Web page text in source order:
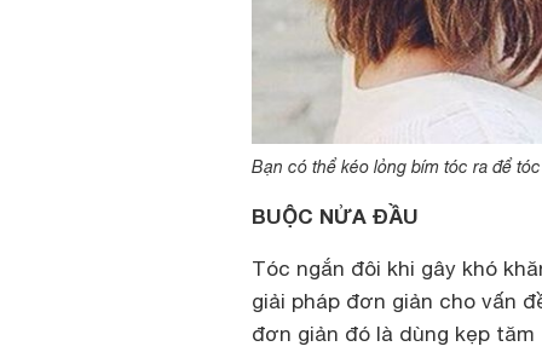
Bạn có thể kéo lỏng bím tóc ra để
BUỘC NỬA ĐẦU
Tóc ngắn đôi khi gây khó
giải pháp đơn giản cho vấn
đơn giản đó là dùng kẹp